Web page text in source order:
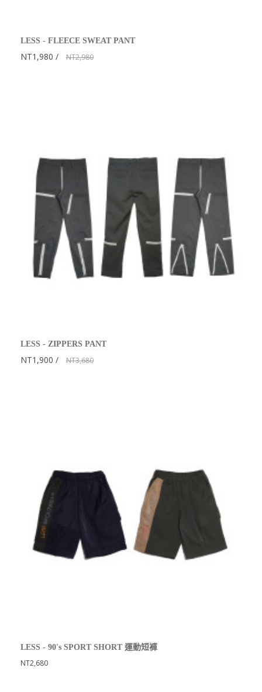
LESS - FLEECE SWEAT PANT
NT1,980 NT2,980
LESS - ZIPPERS PANT
NT1,900 NT3,680
LESS - 90's SPORT SHORT 運動短褲
NT2,680